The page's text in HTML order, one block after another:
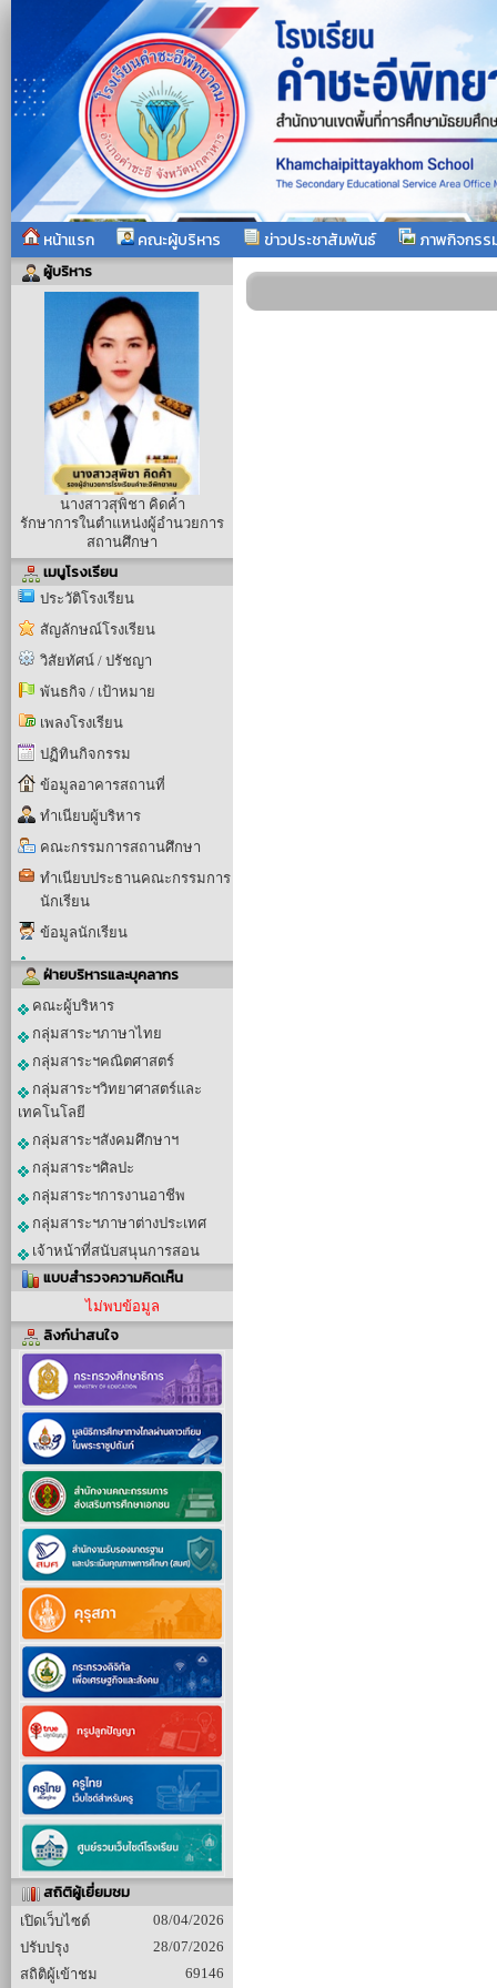
หน้าแรก คณะผู้บริหาร ข่าวประชาสัมพันธ์ ภาพกิจกรร
ผู้บริหาร
นางสาวสุพิชา คิดค้า
รักษาการในตำแหน่งผู้อำนวยการ
สถานศึกษา
เมนูโรงเรียน
ประวัติโรงเรียน
สัญลักษณ์โรงเรียน
วิสัยทัศน์ / ปรัชญา
พันธกิจ / เป้าหมาย
เพลงโรงเรียน
ปฏิทินกิจกรรม
ข้อมูลอาคารสถานที่
ทำเนียบผู้บริหาร
คณะกรรมการสถานศึกษา
ทำเนียบประธานคณะกรรมการ
นักเรียน
ข้อมูลนักเรียน
ฝ่ายบริหารและบุคลากร
คณะผู้บริหาร
กลุ่มสาระฯภาษาไทย
กลุ่มสาระฯคณิตศาสตร์
กลุ่มสาระฯวิทยาศาสตร์และ
เทคโนโลยี
กลุ่มสาระฯสังคมศึกษาฯ
กลุ่มสาระฯศิลปะ
กลุ่มสาระฯการงานอาชีพ
กลุ่มสาระฯภาษาต่างประเทศ
เจ้าหน้าที่สนับสนุนการสอน
แบบสำรวจความคิดเห็น
ไม่พบข้อมูล
ลิงก์น่าสนใจ
สถิติผู้เยี่ยมชม
เปิดเว็บไซต์
08/04/2026
ปรับปรุง
28/07/2026
สถิติผู้เข้าชม
69146